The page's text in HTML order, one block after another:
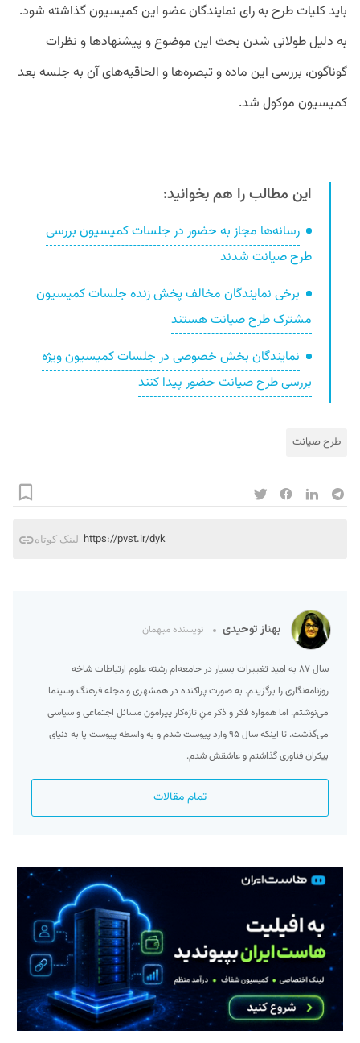
باید کلیات طرح به رای نمایندگان عضو این کمیسیون گذاشته شود.
به دلیل طولانی شدن بحث این موضوع و پیشنهادها و نظرات
گوناگون، بررسی این ماده و تبصره‌ها و الحاقیه‌های آن به جلسه بعد
کمیسیون موکول شد.
این مطالب را هم بخوانید:
رسانه‌ها مجاز به حضور در جلسات کمیسیون بررسی
طرح صیانت شدند
برخی نمایندگان مخالف پخش زنده جلسات کمیسیون
مشترک طرح صیانت هستند
نمایندگان بخش خصوصی در جلسات کمیسیون‌ ویژه
بررسی طرح صیانت حضور پیدا کنند
طرح صیانت
لینک کوتاه https://pvst.ir/dyk
بهناز توحیدی نویسنده میهمان
سال ۸۷ به امید تغییرات بسیار در جامعه‌ام رشته علوم ارتباطات شاخه
روزنامه‌نگاری را برگزیدم. به صورت پراکنده در همشهری و مجله فرهنگ وسینما
می‌نوشتم. اما همواره فکر و ذکر منِ تازه‌کار پیرامون مسائل اجتماعی و سیاسی
می‌گذشت. تا اینکه سال ۹۵ وارد پیوست شدم و به واسطه پیوست پا به دنیای
بیکران فناوری گذاشتم و عاشقش شدم.
تمام مقالات